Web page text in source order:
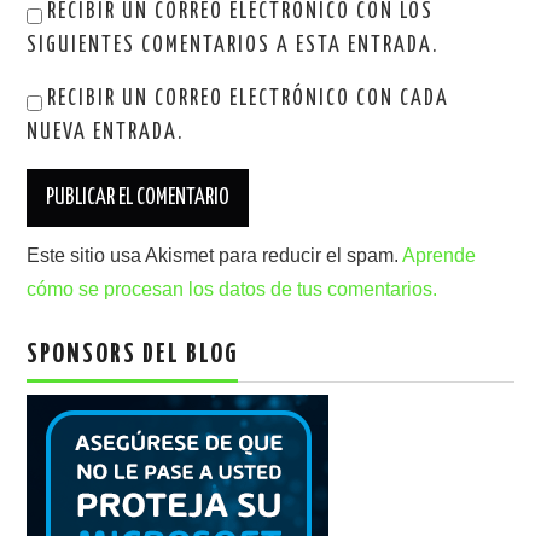
RECIBIR UN CORREO ELECTRÓNICO CON LOS
SIGUIENTES COMENTARIOS A ESTA ENTRADA.
RECIBIR UN CORREO ELECTRÓNICO CON CADA
NUEVA ENTRADA.
Este sitio usa Akismet para reducir el spam.Aprende
cómo se procesan los datos de tus comentarios.
SPONSORS DEL BLOG